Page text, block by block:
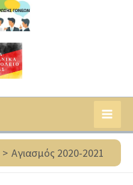
Αγιασμός 2020-2021